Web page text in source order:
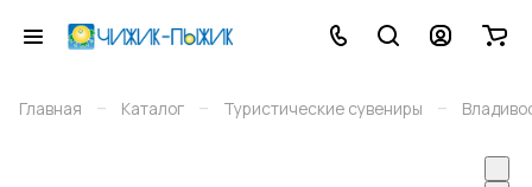
Главная – Каталог – Туристические сувениры –